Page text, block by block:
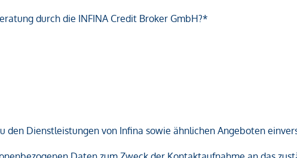
durch die INFINA Credit Broker GmbH?*
den Dienstleistungen von Infina sowie ähnlichen Angeboten